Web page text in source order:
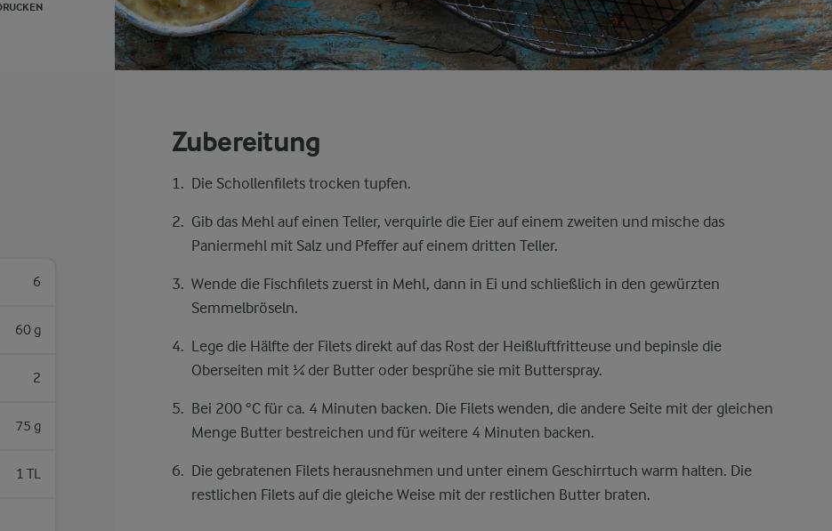
6
60 g
2
75 g
1 TL
Zubereitung
Die Schollenfilets trocken tupfen.
Gib das Mehl auf einen Teller, verquirle die Eier auf einem zweiten und mische das
Paniermehl mit Salz und Pfeffer auf einem dritten Teller.
Wende die Fischfilets zuerst in Mehl, dann in Ei und schließlich in den gewürzten
Semmelbröseln.
Lege die Hälfte der Filets direkt auf das Rost der Heißluftfritteuse und bepinsle die
Oberseiten mit ¼ der Butter oder besprühe sie mit Butterspray.
Bei 200 °C für ca. 4 Minuten backen. Die Filets wenden, die andere Seite mit der gleichen
Menge Butter bestreichen und für weitere 4 Minuten backen.
Die gebratenen Filets herausnehmen und unter einem Geschirrtuch warm halten. Die
restlichen Filets auf die gleiche Weise mit der restlichen Butter braten.